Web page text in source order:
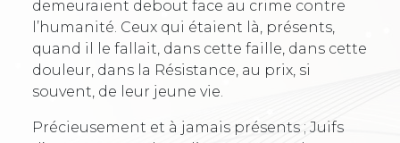
demeuraient debout face au crime contre
l’humanité. Ceux qui étaient là, présents,
quand il le fallait, dans cette faille, dans cette
douleur, dans la Résistance, au prix, si
souvent, de leur jeune vie.
Précieusement et à jamais présents ; Juifs